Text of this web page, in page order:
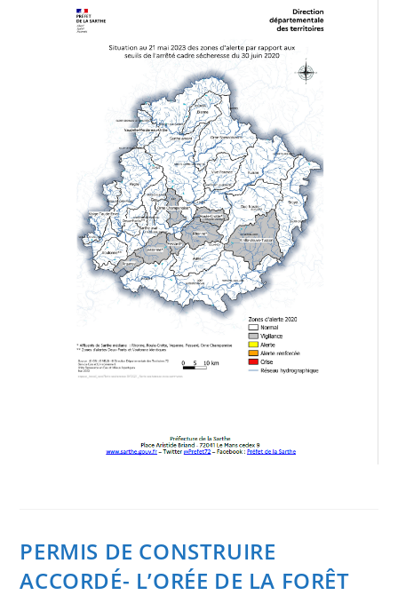
PERMIS DE CONSTRUIRE
ACCORDÉ- L’ORÉE DE LA FORÊT